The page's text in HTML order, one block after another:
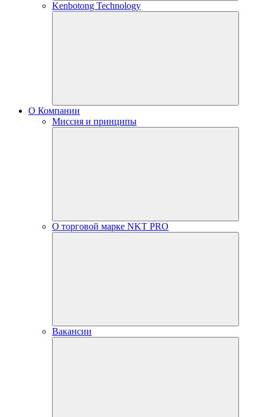
Kenbotong Technology
О Компании
Миссия и принципы
О торговой марке NKT PRO
Вакансии